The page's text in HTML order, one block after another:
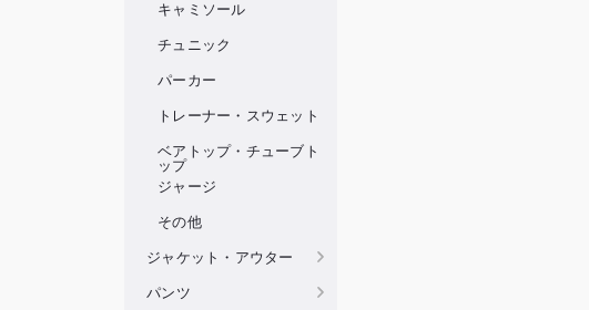
キャミソール
チュニック
パーカー
トレーナー・スウェット
ベアトップ・チューブト
ップ
ジャージ
その他
ジャケット・アウター
パンツ